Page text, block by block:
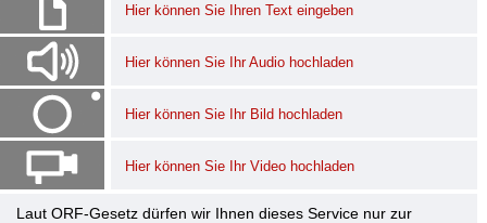
Hier können Sie Ihren Text eingeben
Hier können Sie Ihr Audio hochladen
Hier können Sie Ihr Bild hochladen
Hier können Sie Ihr Video hochladen
Laut ORF-Gesetz dürfen wir Ihnen dieses Service nur zur